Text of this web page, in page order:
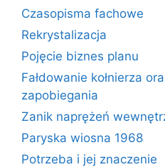
Czasopisma fachowe
Rekrystalizacja
Pojęcie biznes planu
Fałdowanie kołnierza
zapobiegania
Zanik naprężeń
Paryska wiosna 1968
Potrzeba i jej znaczenie